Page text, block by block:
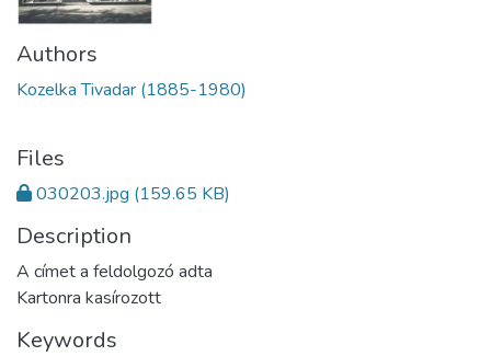
Authors
Kozelka Tivadar (1885-1980)
Files
030203.jpg (159.65 KB)
Description
A címet a feldolgozó adta
Kartonra kasírozott
Keywords